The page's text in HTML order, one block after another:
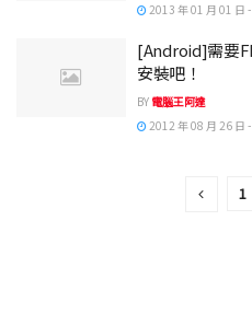
2013 年 01 月 01 日
[Android]需要
安裝吧！
BY 電腦王阿達
2012 年 08 月 26 日
1